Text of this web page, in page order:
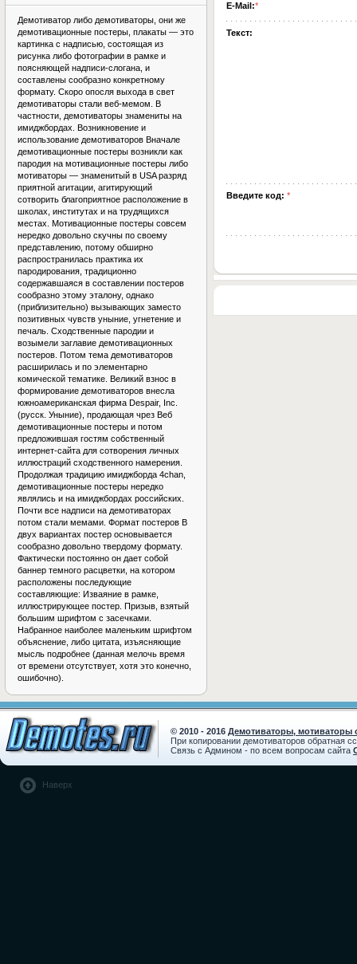
E-Mail:*
Текст:
Введите код: *
Демотиватор либо демотиваторы, они же
демотивационные постеры, плакаты — это
картинка с надписью, состоящая из
рисунка либо фотографии в рамке и
поясняющей надписи-слогана, и
составлены сообразно конкретному
формату. Скоро опосля выхода в свет
демотиваторы стали веб-мемом. В
частности, демотиваторы знамениты на
имиджбордах. Возникновение и
использование демотиваторов Вначале
демотивационные постеры возникли как
пародия на мотивационные постеры либо
мотиваторы — знаменитый в USA разряд
приятной агитации, агитирующий
сотворить благоприятное расположение в
школах, институтах и на трудящихся
местах. Мотивационные постеры совсем
нередко довольно скучны по своему
представлению, потому обширно
распространилась практика их
пародирования, традиционно
содержавшаяся в составлении постеров
сообразно этому эталону, однако
(приблизительно) вызывающих заместо
позитивных чувств уныние, угнетение и
печаль. Сходственные пародии и
возымели заглавие демотивационных
постеров. Потом тема демотиваторов
расширилась и по элементарно
комической тематике. Великий взнос в
формирование демотиваторов внесла
южноамериканская фирма Despair, Inc.
(русск. Уныние), продающая чрез Веб
демотивационные постеры и потом
предложившая гостям собственный
интернет-сайта для сотворения личных
иллюстраций сходственного намерения.
Продолжая традицию имиджборда 4chan,
демотивационные постеры нередко
являлись и на имиджбордах российских.
Почти все надписи на демотиваторах
потом стали мемами. Формат постеров В
двух вариантах постер основывается
сообразно довольно твердому формату.
Фактически постоянно он дает собой
баннер темного расцветки, на котором
расположены последующие
составляющие: Изваяние в рамке,
иллюстрирующее постер. Призыв, взятый
большим шрифтом с засечками.
Набранное наиболее маленьким шрифтом
объяснение, либо цитата, изъясняющие
мысль подробнее (данная мелочь время
от времени отсутствует, хотя это конечно,
ошибочно).
© 2010 - 2016 Демотиваторы, мотиваторы
При копировании демотиваторов обратная
Связь с Админом - по всем вопросам сайта
Наверх